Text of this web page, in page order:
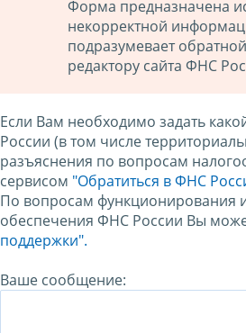
Форма предназначена
некорректной
подразумевает
редактору сайта ФНС
Если Вам необходимо задать
России (в том числе
разъяснения по вопросам
сервисом "Обратиться в ФНС
По вопросам функционирования
обеспечения ФНС России Вы
поддержки".
Ваше сообщение: